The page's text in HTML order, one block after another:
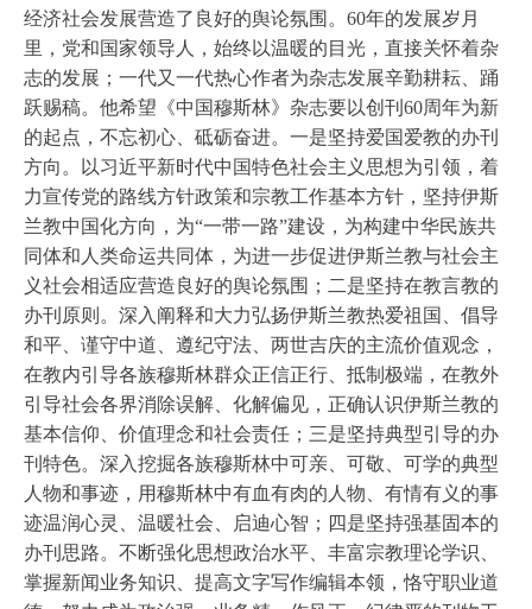
经济社会发展营造了良好的舆论氛围。60年的发展岁月
里，党和国家领导人，始终以温暖的目光，直接关怀着杂
志的发展；一代又一代热心作者为杂志发展辛勤耕耘、踊
跃赐稿。他希望《中国穆斯林》杂志要以创刊60周年为新
的起点，不忘初心、砥砺奋进。一是坚持爱国爱教的办刊
方向。以习近平新时代中国特色社会主义思想为引领，着
力宣传党的路线方针政策和宗教工作基本方针，坚持伊斯
兰教中国化方向，为“一带一路”建设，为构建中华民族共
同体和人类命运共同体，为进一步促进伊斯兰教与社会主
义社会相适应营造良好的舆论氛围；二是坚持在教言教的
办刊原则。深入阐释和大力弘扬伊斯兰教热爱祖国、倡导
和平、谨守中道、遵纪守法、两世吉庆的主流价值观念，
在教内引导各族穆斯林群众正信正行、抵制极端，在教外
引导社会各界消除误解、化解偏见，正确认识伊斯兰教的
基本信仰、价值理念和社会责任；三是坚持典型引导的办
刊特色。深入挖掘各族穆斯林中可亲、可敬、可学的典型
人物和事迹，用穆斯林中有血有肉的人物、有情有义的事
迹温润心灵、温暖社会、启迪心智；四是坚持强基固本的
办刊思路。不断强化思想政治水平、丰富宗教理论学识、
掌握新闻业务知识、提高文字写作编辑本领，恪守职业道